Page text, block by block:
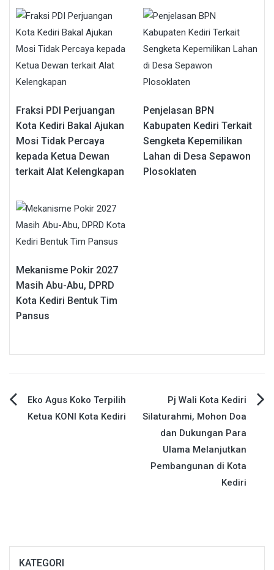
Fraksi PDI Perjuangan
Kota Kediri Bakal Ajukan
Mosi Tidak Percaya
kepada Ketua Dewan
terkait Alat Kelengkapan
Penjelasan BPN
Kabupaten Kediri Terkait
Sengketa Kepemilikan
Lahan di Desa Sepawon
Plosoklaten
Mekanisme Pokir 2027
Masih Abu-Abu, DPRD
Kota Kediri Bentuk Tim
Pansus
Navigasi
Eko Agus Koko Terpilih
Ketua KONI Kota Kediri
Pj Wali Kota Kediri
Silaturahmi, Mohon Doa
dan Dukungan Para
Ulama Melanjutkan
Pembangunan di Kota
Kediri
KATEGORI